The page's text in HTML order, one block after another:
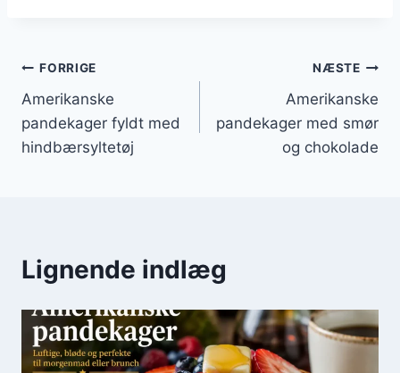
Indlægsnavigation
FORRIGE
Amerikanske
pandekager fyldt med
hindbærsyltetøj
NÆSTE
Amerikanske
pandekager med smør
og chokolade
Lignende indlæg